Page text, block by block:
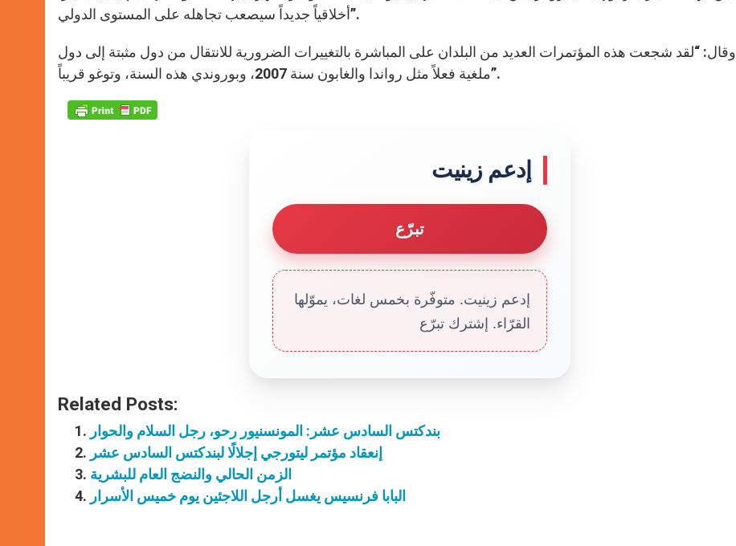
أخلاقياً جديداً سيصعب تجاهله على المستوى الدولي”.
وقال: “لقد شجعت هذه المؤتمرات العديد من البلدان على المباشرة بالتغييرات الضرورية للانتقال من دول مثبتة إلى دول
ملغية فعلاً مثل رواندا والغابون سنة 2007، وبوروندي هذه السنة، وتوغو قريباً”.
إدعم زينيت
تبرّع
إدعم زينيت. متوفّرة بخمس لغات، يموّلها
القرّاء. إشترك تبرّع
Related Posts:
بندكتس السادس عشر: المونسنيور رحو، رجل السلام والحوار
إنعقاد مؤتمر ليتورجي إجلالًا لبندكتس السادس عشر
الزمن الحالي والنضج العام للبشرية
البابا فرنسيس يغسل أرجل اللاجئين يوم خميس الأسرار